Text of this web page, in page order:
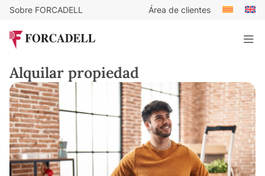
Sobre FORCADELL Área de clientes
Alquilar propiedad